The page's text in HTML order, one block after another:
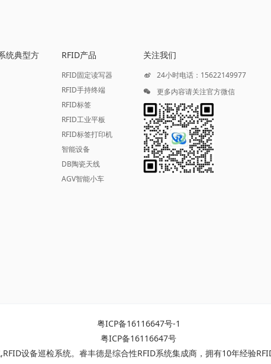
统典型方
RFID产品
RFID固定读写器
RFID手持终端
RFID标签
RFID工业平板
RFID标签打印机
智能设备
DB陶瓷天线
AGV智能小车
关注我们
24小时电话：15622149977
更多内容请关注官方微信
粤ICP备16116647号-1
粤ICP备16116647号
,RFID设备巡检系统。睿丰德是综合性RFID系统集成商，拥有10年经验